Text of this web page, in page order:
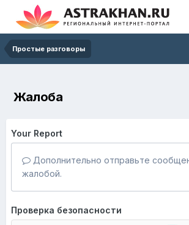
Простые разговоры
Жалоба
Your Report
Дополнительно отправьте
жалобой.
Проверка безопасности